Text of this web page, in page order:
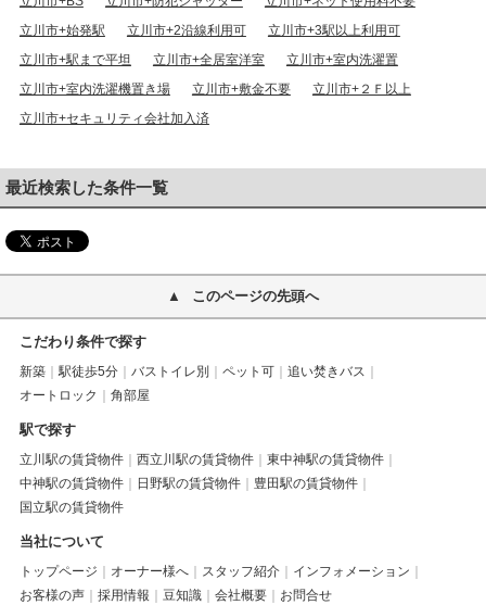
立川市+始発駅
立川市+2沿線利用可
立川市+3駅以上利用可
立川市+駅まで平坦
立川市+全居室洋室
立川市+室内洗濯置
立川市+室内洗濯機置き場
立川市+敷金不要
立川市+２Ｆ以上
立川市+セキュリティ会社加入済
最近検索した条件一覧
このページの先頭へ
こだわり条件で探す
新築 駅徒歩5分 バストイレ別 ペット可
追い焚きバス
オートロック
角部屋
駅で探す
立川駅の賃貸物件 西立川駅の賃貸物件
東中神駅の賃貸物件
中神駅の賃貸物件
日野駅の賃貸物件
豊田駅の賃貸物件
国立駅の賃貸物件
当社について
トップページ オーナー様へ スタッフ紹介
インフォメーション
お客様の声
採用情報 豆知識 会社概要 お問合せ